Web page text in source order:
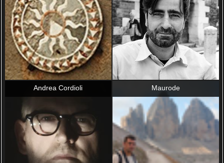
Andrea Cordioli Maurode